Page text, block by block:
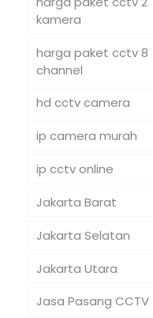
kamera
harga paket cctv 8
channel
hd cctv camera
ip camera murah
ip cctv online
Jakarta Barat
Jakarta Selatan
Jakarta Utara
Jasa Pasang CCTV